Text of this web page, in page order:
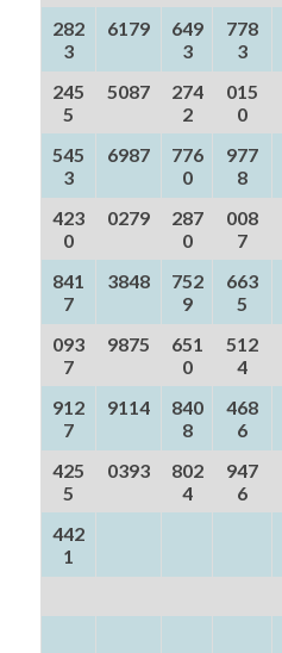
282
3
6179
649
3
778
3
245
5
5087
274
2
015
0
545
3
6987
776
0
977
8
423
0
0279
287
0
008
7
841
7
3848
752
9
663
5
093
7
9875
651
0
512
4
912
7
9114
840
8
468
6
425
5
0393
802
4
947
6
442
1